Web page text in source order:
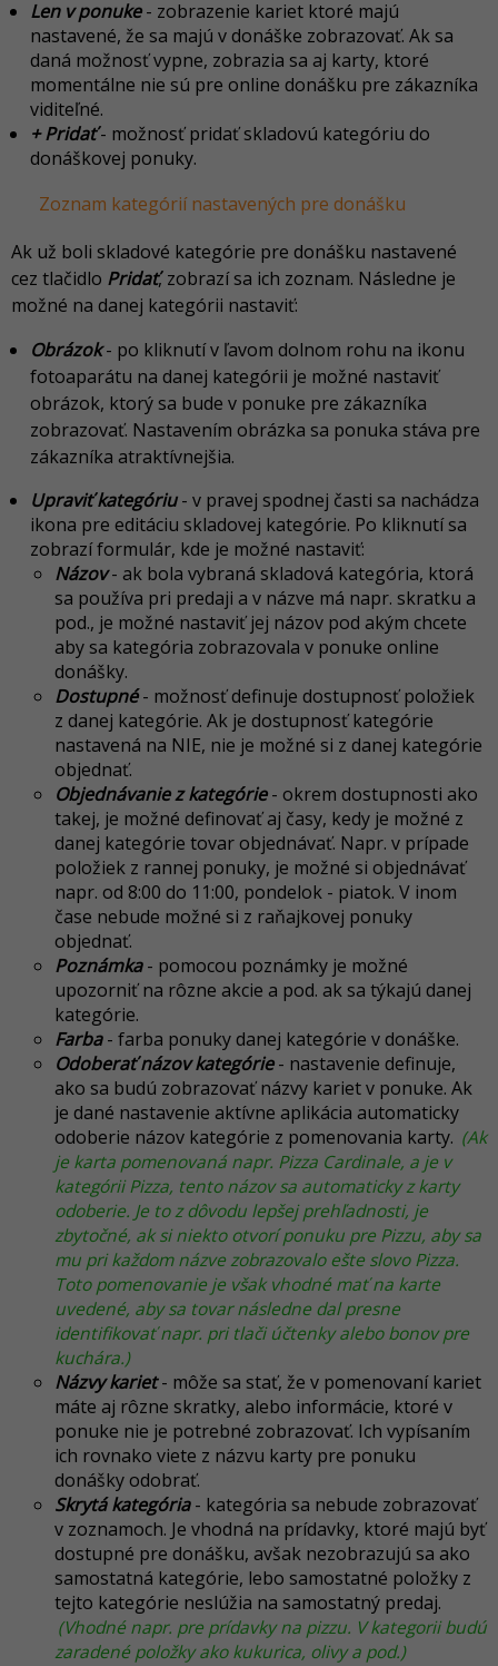
Len v ponuke- zobrazenie kariet ktoré majú
nastavené, že sa majú v donáške zobrazovať. Ak sa
daná možnosť vypne, zobrazia sa aj karty, ktoré
momentálne nie sú pre online donášku pre zákazníka
viditeľné.
+ Pridať- možnosť pridať skladovú kategóriu do
donáškovej ponuky.
Zoznam kategórií nastavených pre donášku
Ak už boli skladové kategórie pre donášku nastavené
cez tlačidlo Pridať, zobrazí sa ich zoznam. Následne je
možné na danej kategórii nastaviť:
Obrázok- po kliknutí v ľavom dolnom rohu na ikonu
fotoaparátu na danej kategórii je možné nastaviť
obrázok, ktorý sa bude v ponuke pre zákazníka
zobrazovať. Nastavením obrázka sa ponuka stáva pre
zákazníka atraktívnejšia.
Upraviť kategóriu- v pravej spodnej časti sa nachádza
ikona pre editáciu skladovej kategórie. Po kliknutí sa
zobrazí formulár, kde je možné nastaviť:
Názov- ak bola vybraná skladová kategória, ktorá
sa používa pri predaji a v názve má napr. skratku a
pod., je možné nastaviť jej názov pod akým chcete
aby sa kategória zobrazovala v ponuke online
donášky.
Dostupné- možnosť definuje dostupnosť položiek
z danej kategórie. Ak je dostupnosť kategórie
nastavená na NIE, nie je možné si z danej kategórie
objednať.
Objednávanie z kategórie- okrem dostupnosti ako
takej, je možné definovať aj časy, kedy je možné z
danej kategórie tovar objednávať. Napr. v prípade
položiek z rannej ponuky, je možné si objednávať
napr. od 8:00 do 11:00, pondelok - piatok. V inom
čase nebude možné si z raňajkovej ponuky
objednať.
Poznámka- pomocou poznámky je možné
upozorniť na rôzne akcie a pod. ak sa týkajú danej
kategórie.
Farba- farba ponuky danej kategórie v donáške.
Odoberať názov kategórie- nastavenie definuje,
ako sa budú zobrazovať názvy kariet v ponuke. Ak
je dané nastavenie aktívne aplikácia automaticky
odoberie názov kategórie z pomenovania karty. (Ak
je karta pomenovaná napr. Pizza Cardinale, a je v
kategórii Pizza, tento názov sa automaticky z karty
odoberie. Je to z dôvodu lepšej prehľadnosti, je
zbytočné, ak si niekto otvorí ponuku pre Pizzu, aby sa
mu pri každom názve zobrazovalo ešte slovo Pizza.
Toto pomenovanie je však vhodné mať na karte
uvedené, aby sa tovar následne dal presne
identifikovať napr. pri tlači účtenky alebo bonov pre
kuchára.)
Názvy kariet- môže sa stať, že v pomenovaní kariet
máte aj rôzne skratky, alebo informácie, ktoré v
ponuke nie je potrebné zobrazovať. Ich vypísaním
ich rovnako viete z názvu karty pre ponuku
donášky odobrať.
Skrytá kategória- kategória sa nebude zobrazovať
v zoznamoch. Je vhodná na prídavky, ktoré majú byť
dostupné pre donášku, avšak nezobrazujú sa ako
samostatná kategórie, lebo samostatné položky z
tejto kategórie neslúžia na samostatný predaj.
(Vhodné napr. pre prídavky na pizzu. V kategorii budú
zaradené položky ako kukurica, olivy a pod.)